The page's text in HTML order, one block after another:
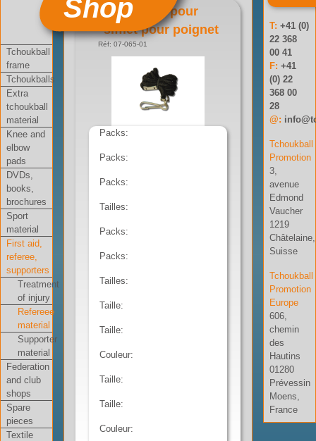
Shop
Tchoukball
frame
Tchoukballs
Extra
tchoukball
material
Knee and
elbow
pads
DVDs,
books,
brochures
Sport
material
First aid,
referee,
supporters
Treatment
of injury
Refereee
material
Supporter
material
Federation
and club
shops
Spare
pieces
Textile
Cordelette pour
sifflet pour poignet
Réf: 07-065-01
Packs:
Packs:
Packs:
Tailles:
Packs:
Packs:
Tailles:
Taille:
Taille:
Couleur:
Taille:
Taille:
Couleur:
T:+41 (0)
22 368
00 41
F:+41
(0) 22
368 00
28
@:
Tchoukball
Promotion
3,
avenue
Edmond
Vaucher
1219
Châtelaine,
Suisse
Tchoukball
Promotion
Europe
606,
chemin
des
Hautins
01280
Prévessin
Moens,
France